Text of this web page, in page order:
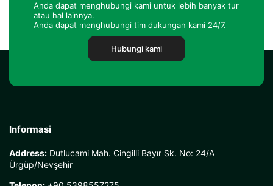
Anda dapat menghubungi kami untuk lebih banyak tur
atau hal lainnya.
Anda dapat menghubungi tim dukungan kami 24/7.
Hubungi kami
Informasi
Address: Dutlucami Mah. Cingilli Bayır Sk. No: 24/A
Ürgüp/Nevşehir